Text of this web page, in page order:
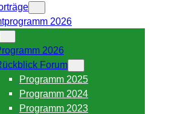
2026
2026
Forum
Programm 2025
Programm 2024
Programm 2023